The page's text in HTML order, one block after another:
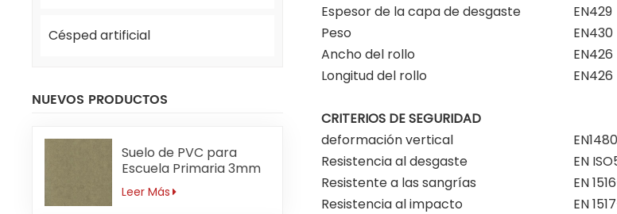
Césped artificial
NUEVOS PRODUCTOS
Suelo de PVC para
Escuela Primaria 3mm
Sin Formaldehído
Leer Más
Espesor de la capa de desgaste
EN429
Peso
EN430
Ancho del rollo
EN426
Longitud del rollo
EN426
CRITERIOS DE SEGURIDAD
deformación vertical
Resistencia al desgaste
EN
Resistente a las sangrías
EN
Resistencia al impacto
EN